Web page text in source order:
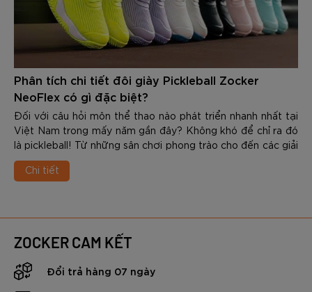
Phân tích chi tiết đôi giày Pickleball Zocker
NeoFlex có gì đặc biệt?
Đối với câu hỏi môn thể thao nào phát triển nhanh nhất tại
Việt Nam trong mấy năm gần đây? Không khó để chỉ ra đó
là pickleball! Từ những sân chơi phong trào cho đến các giải
đấu chuyên nghiệp, số lượng người tham gia bộ môn này
ngày càng tăng mạnh. Cùng với sự phát triển đó, nhu cầu về
và thi đấu.
Nắm bắt được xu hướng, Zocker đã cho ra mắt NeoFlex -
dòng giày pickleball chuyên nghiệp, được thiết kế dành
riêng cho những người chơi đề cao tốc độ, sự linh hoạt,
cùng khả năng kiểm soát chuyển động. Với mức giá thuộc
Chi tiết
ZOCKER CAM KẾT
Đổi trả hàng 07 ngày